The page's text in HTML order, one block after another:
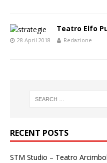
Teatro Elfo
28 April 2018 Redazione
RECENT POSTS
STM Studio – Teatro